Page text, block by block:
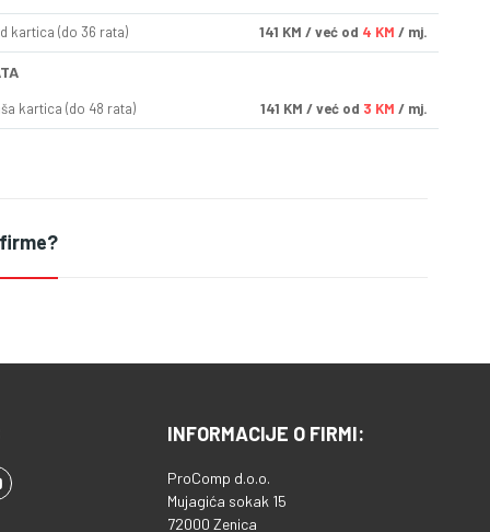
kartica (do 36 rata) 141 KM / već od 4 KM / mj.
kartica (do 48 rata) 141 KM / već od 3 KM / mj.
INFORMACIJE O FIRMI:
ProComp d.o.o.
Mujagića sokak 15
72000 Zenica